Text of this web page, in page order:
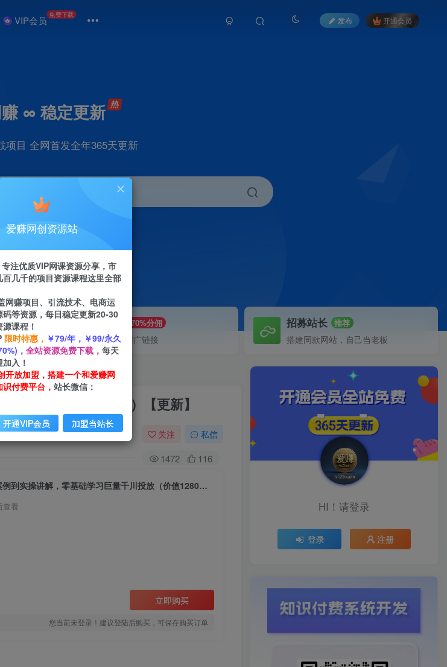
VIP会员 免费下载
发布 开通会员
∞ 稳定更新
项目 全网首发全年365天更新
直播 剪辑 小红书
VIP推广 70%分佣
会员专属推广链接
招募站长 推荐
搭建同款网站，自己当老板
川投放（价值1280）【更新】
关注 私信
1472 116
千川付费投流实操课，从案例到实操讲解，零基础学习巨量千川投放（价值1280）【更新】
查看
立即购买
您当前未登录！建议登陆后购买，可保存购买订单
HI！请登录
登录 注册
爱赚网创资源站
注优质VIP网课资源分享，市
百几千的项目资源课程这里全部
网赚项目、引流技术、电商运
码等资源，每日稳定更新20-30
课程！
限时特惠， ￥79/年，￥99/永久
， 全站资源免费下载， 每天
入！
开放加盟，搭建一个和爱赚网
付费平台， 站长微信：
开通VIP会员 加盟当站长